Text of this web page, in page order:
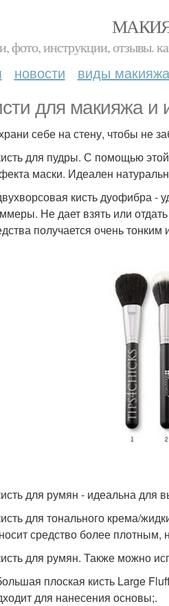
фото, инструкции, отзывы.
новости виды макияжа
для макияжа и
себе на стену, чтобы не
для пудры. С помощью
маски. Идеален
кисть дуофибра -
Не дает взять или
получается очень
для румян - идеальна для
для тонального крема/
средство более
для румян. Также можно
плоская кисть Large
для нанесения основы;.